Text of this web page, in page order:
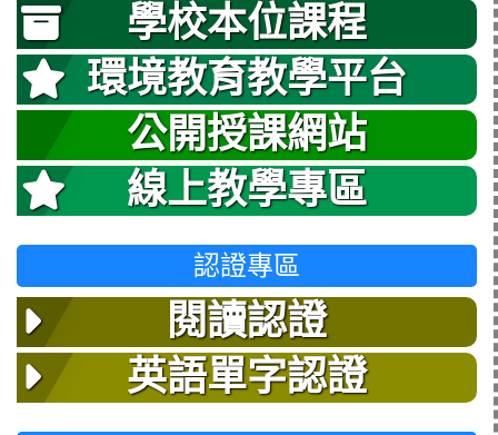
學校本位課程
環境教育教學平台
公開授課網站
線上教學專區
認證專區
閱讀認證
英語單字認證